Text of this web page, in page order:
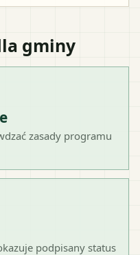
gminy
zasady programu
podpisany status